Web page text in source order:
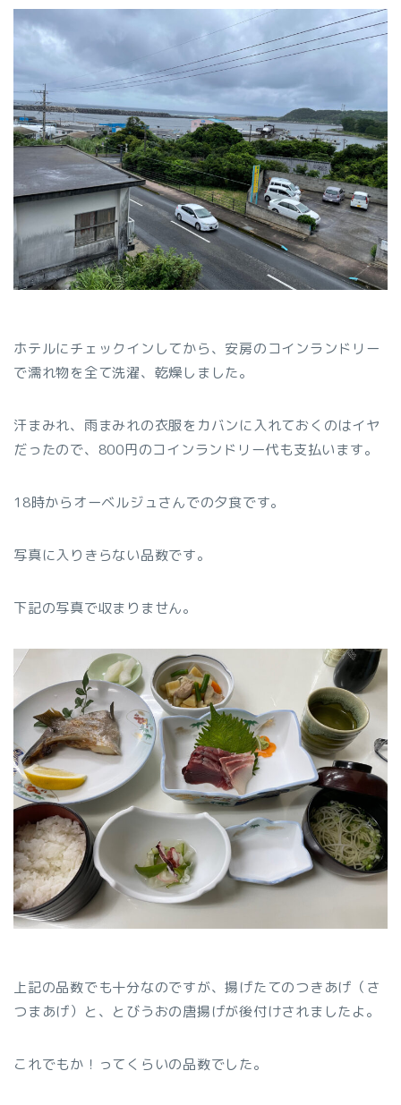
ホテルにチェックインしてから、安房のコインランドリー
で濡れ物を全て洗濯、乾燥しました。
汗まみれ、雨まみれの衣服をカバンに入れておくのはイヤ
だったので、800円のコインランドリー代も支払います。
18時からオーベルジュさんでの夕食です。
写真に入りきらない品数です。
下記の写真で収まりません。
上記の品数でも十分なのですが、揚げたてのつきあげ（さ
つまあげ）と、とびうおの唐揚げが後付けされましたよ。
これでもか！ってくらいの品数でした。